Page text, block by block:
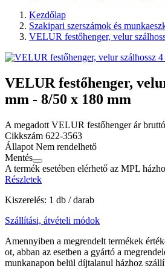
Kezdőlap
Szakipari szerszámok és
VELUR festőhenger, velur
VELUR festőhenger,
mm - 8/50 x 180 mm
A megadott VELUR festőhenger ár
Cikkszám 622-3563
Állapot Nem rendelhető
Mentés
A termék esetében elérhető az MPL
Részletek
Kiszerelés: 1 db / darab
Szállítási, átvételi módok
Amennyiben a megrendelt termékek
ot, abban az esetben a gyártó a
munkanapon belül díjtalanul házhoz